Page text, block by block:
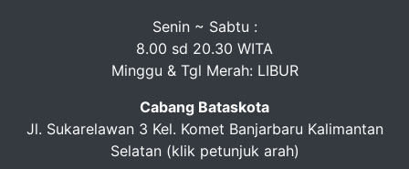
Senin ~ Sabtu :
8.00 sd 20.30 WITA
Minggu & Tgl Merah: LIBUR
Cabang Bataskota
Jl. Sukarelawan 3 Kel. Komet Banjarbaru Kalimantan
Selatan (klik petunjuk arah)